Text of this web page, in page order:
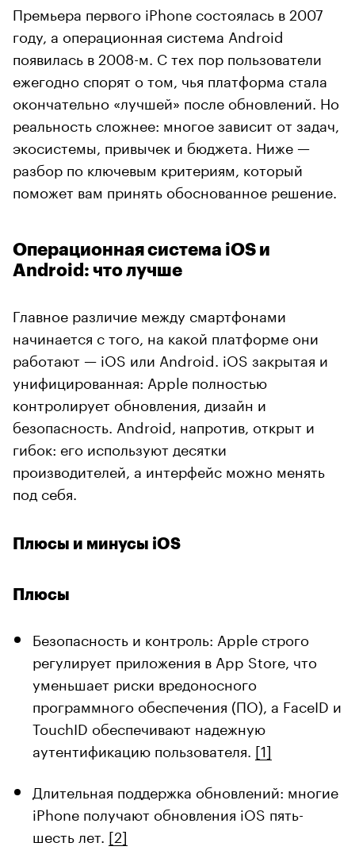
Премьера первого iPhone состоялась в 2007
году, а операционная система Android
появилась в 2008-м. С тех пор пользователи
ежегодно спорят о том, чья платформа стала
окончательно «лучшей» после обновлений. Но
реальность сложнее: многое зависит от задач,
экосистемы, привычек и бюджета. Ниже —
разбор по ключевым критериям, который
поможет вам принять обоснованное решение.
Операционная система iOS и
Android: что лучше
Главное различие между смартфонами
начинается с того, на какой платформе они
работают — iOS или Android. iOS закрытая и
унифицированная: Apple полностью
контролирует обновления, дизайн и
безопасность. Android, напротив, открыт и
гибок: его используют десятки
производителей, а интерфейс можно менять
под себя.
Плюсы и минусы iOS
Плюсы
Безопасность и контроль: Apple строго
регулирует приложения в App Store, что
уменьшает риски вредоносного
программного обеспечения (ПО), а FaceID и
TouchID обеспечивают надежную
аутентификацию пользователя. [1]
Длительная поддержка обновлений: многие
iPhone получают обновления iOS пять-
шесть лет. [2]